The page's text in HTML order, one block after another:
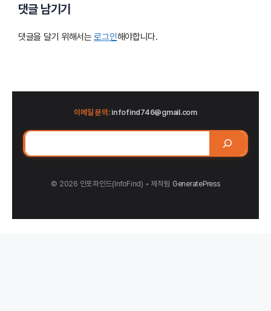
댓글 남기기
댓글을 달기 위해서는로그인해야합니다.
이메일 문의:infofind746@gmail.com
검
© 2026 인포파인드(InfoFind)​​​​ • 제작됨 GeneratePress